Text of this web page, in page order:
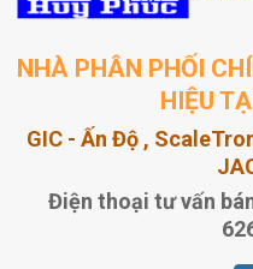
NHÀ PHÂN PHỐI
HIỆU
GIC - Ấn Độ ,
Điện thoại tư vấn